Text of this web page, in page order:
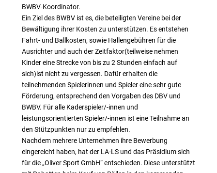
BWBV-Koordinator.
Ein Ziel des BWBV ist es, die beteiligten Vereine bei der
Bewältigung ihrer Kosten zu unterstützen. Es entstehen
Fahrt- und Ballkosten, sowie Hallengebühren für die
Ausrichter und auch der Zeitfaktor(teilweise nehmen
Kinder eine Strecke von bis zu 2 Stunden einfach auf
sich)ist nicht zu vergessen. Dafür erhalten die
teilnehmenden Spielerinnen und Spieler eine sehr gute
Förderung, entsprechend den Vorgaben des DBV und
BWBV. Für alle Kaderspieler/-innen und
leistungsorientierten Spieler/-innen ist eine Teilnahme an
den Stützpunkten nur zu empfehlen.
Nachdem mehrere Unternehmen ihre Bewerbung
eingereicht haben, hat der LA-LS und das Präsidium sich
für die „Oliver Sport GmbH“ entschieden. Diese unterstützt